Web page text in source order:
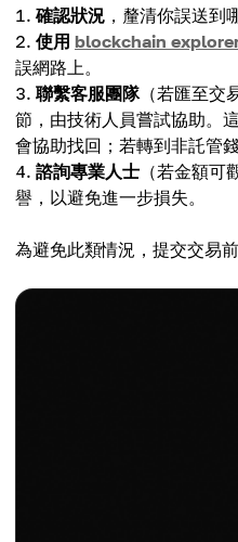
確認狀況 ，釐清你誤送到
使用 blockchain
誤網路上。
聯繫客服團隊（若匯至交
節，由技術人員嘗試協助。
會協助找回；若轉到非託管
諮詢專業人士 （若金額
譽，以避免進一步損失。
為避免此類情況，提交交易